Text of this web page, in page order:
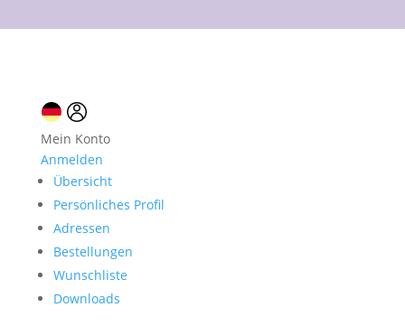
Mein Konto
Anmelden
Übersicht
Persönliches Profil
Adressen
Bestellungen
Wunschliste
Downloads